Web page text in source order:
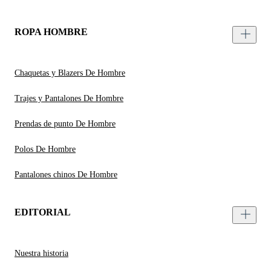
ROPA HOMBRE
Chaquetas y Blazers De Hombre
Trajes y Pantalones De Hombre
Prendas de punto De Hombre
Polos De Hombre
Pantalones chinos De Hombre
EDITORIAL
Nuestra historia